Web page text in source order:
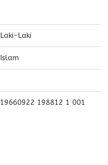
Laki-Laki
Islam
19660922 198812 1 001